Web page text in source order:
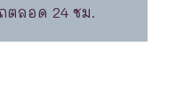
ตลอด 24 ชม.